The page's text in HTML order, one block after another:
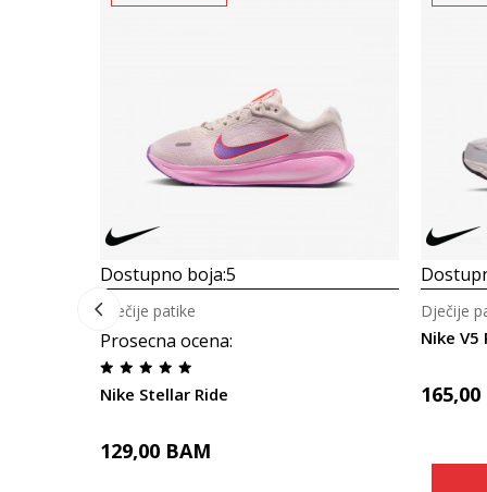
Dostupno boja:5
Prosecna ocena:
Nike Stellar Ride
Dječije patike
129,00 BAM
Nike V5
Dječije
165,00